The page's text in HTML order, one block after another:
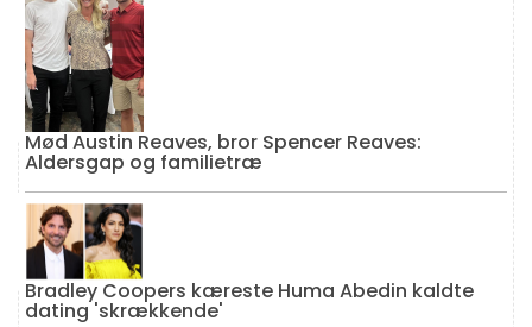
Mød Austin Reaves, bror Spencer Reaves:
Aldersgap og familietræ
Bradley Coopers kæreste Huma Abedin kaldte
dating 'skrækkende'